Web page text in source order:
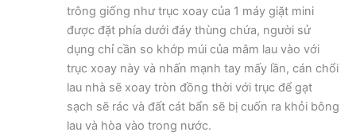
trông giống như trục xoay của 1 máy giặt mini
được đặt phía dưới đáy thùng chứa, người sử
dụng chỉ cần so khớp múi của mâm lau vào với
trục xoay này và nhấn mạnh tay mấy lần, cán chổi
lau nhà sẽ xoay tròn đồng thời với trục để gạt
sạch sẽ rác và đất cát bẩn sẽ bị cuốn ra khỏi bông
lau và hòa vào trong nước.